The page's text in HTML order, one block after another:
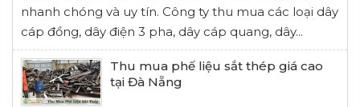
nhanh chóng và uy tín. Công ty thu mua các loại dây
cáp đồng, dây điện 3 pha, dây cáp quang, dây...
Thu mua phế liệu sắt thép giá cao
tại Đà Nẵng